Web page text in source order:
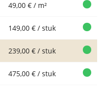
49,00 € / m²
149,00 € / stuk
239,00 € / stuk
475,00 € / stuk